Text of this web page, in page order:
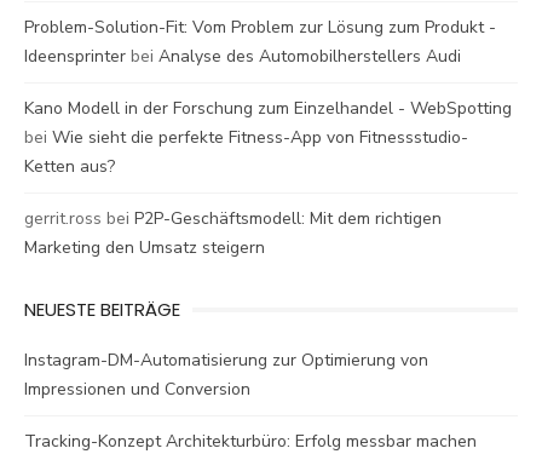
Problem-Solution-Fit: Vom Problem zur Lösung zum Produkt -
Ideensprinter bei Analyse des Automobilherstellers Audi
Kano Modell in der Forschung zum Einzelhandel - WebSpotting
bei Wie sieht die perfekte Fitness-App von Fitnessstudio-
Ketten aus?
gerrit.ross bei P2P-Geschäftsmodell: Mit dem richtigen
Marketing den Umsatz steigern
NEUESTE BEITRÄGE
Instagram-DM-Automatisierung zur Optimierung von
Impressionen und Conversion
Tracking-Konzept Architekturbüro: Erfolg messbar machen